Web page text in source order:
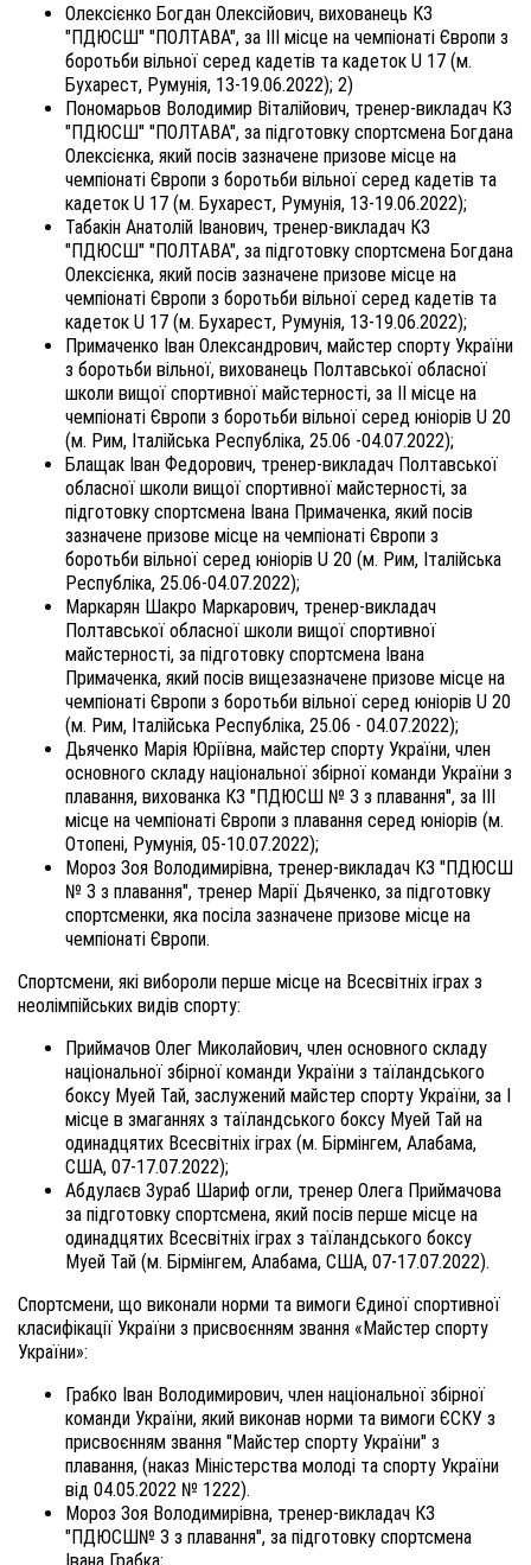
Олексієнко Богдан Олексійович, вихованець КЗ
"ПДЮСШ" "ПОЛТАВА", за ІII місце на чемпіонаті Європи з
боротьби вільної серед кадетів та кадеток U 17 (м.
Бухарест, Румунія, 13-19.06.2022); 2)
Пономарьов Володимир Віталійович, тренер-викладач КЗ
"ПДЮСШ" "ПОЛТАВА", за підготовку спортсмена Богдана
Олексієнка, який посів зазначене призове місце на
чемпіонаті Європи з боротьби вільної серед кадетів та
кадеток U 17 (м. Бухарест, Румунія, 13-19.06.2022);
Табакін Анатолій Іванович, тренер-викладач КЗ
"ПДЮСШ" "ПОЛТАВА", за підготовку спортсмена Богдана
Олексієнка, який посів зазначене призове місце на
чемпіонаті Європи з боротьби вільної серед кадетів та
кадеток U 17 (м. Бухарест, Румунія, 13-19.06.2022);
Примаченко Іван Олександрович, майстер спорту України
з боротьби вільної, вихованець Полтавської обласної
школи вищої спортивної майстерності, за II місце на
чемпіонаті Європи з боротьби вільної серед юніорів U 20
(м. Рим, Італійська Республіка, 25.06 -04.07.2022);
Блащак Іван Федорович, тренер-викладач Полтавської
обласної школи вищої спортивної майстерності, за
підготовку спортсмена Івана Примаченка, який посів
зазначене призове місце на чемпіонаті Європи з
боротьби вільної серед юніорів U 20 (м. Рим, Італійська
Республіка, 25.06-04.07.2022);
Маркарян Шакро Маркарович, тренер-викладач
Полтавської обласної школи вищої спортивної
майстерності, за підготовку спортсмена Івана
Примаченка, який посів вищезазначене призове місце на
чемпіонаті Європи з боротьби вільної серед юніорів U 20
(м. Рим, Італійська Республіка, 25.06 - 04.07.2022);
Дьяченко Марія Юріївна, майстер спорту України, член
основного складу національної збірної команди України з
плавання, вихованка КЗ "ПДЮСШ № 3 з плавання", за ІII
місце на чемпіонаті Європи з плавання серед юніорів (м.
Отопені, Румунія, 05-10.07.2022);
Мороз Зоя Володимирівна, тренер-викладач КЗ "ПДЮСШ
№ 3 з плавання", тренер Марії Дьяченко, за підготовку
спортсменки, яка посіла зазначене призове місце на
чемпіонаті Європи.
Спортсмени, які вибороли перше місце на Всесвітніх іграх з
неолімпійських видів спорту:
Приймачов Олег Миколайович, член основного складу
національної збірної команди України з таїландського
боксу Муей Тай, заслужений майстер спорту України, за І
місце в змаганнях з таїландського боксу Муей Тай на
одинадцятих Всесвітніх іграх (м. Бірмінгем, Алабама,
США, 07-17.07.2022);
Абдулаєв Зураб Шариф огли, тренер Олега Приймачова
за підготовку спортсмена, який посів перше місце на
одинадцятих Всесвітніх іграх з таїландського боксу
Муей Тай (м. Бірмінгем, Алабама, США, 07-17.07.2022).
Спортсмени, що виконали норми та вимоги Єдиної спортивної
класифікації України з присвоєнням звання «Майстер спорту
України»:
Грабко Іван Володимирович, член національної збірної
команди України, який виконав норми та вимоги ЄСКУ з
присвоєнням звання "Майстер спорту України" з
плавання, (наказ Міністерства молоді та спорту України
від 04.05.2022 № 1222).
Мороз Зоя Володимирівна, тренер-викладач КЗ
"ПДЮСШ№ 3 з плавання", за підготовку спортсмена